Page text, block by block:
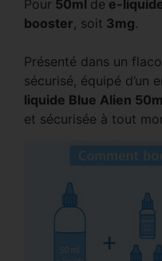
Pour 50ml de e-
booster, soit 3mg.
Présenté dans un
sécurisé, équipé d’un
liquide Blue Alien
et sécurisée à tout